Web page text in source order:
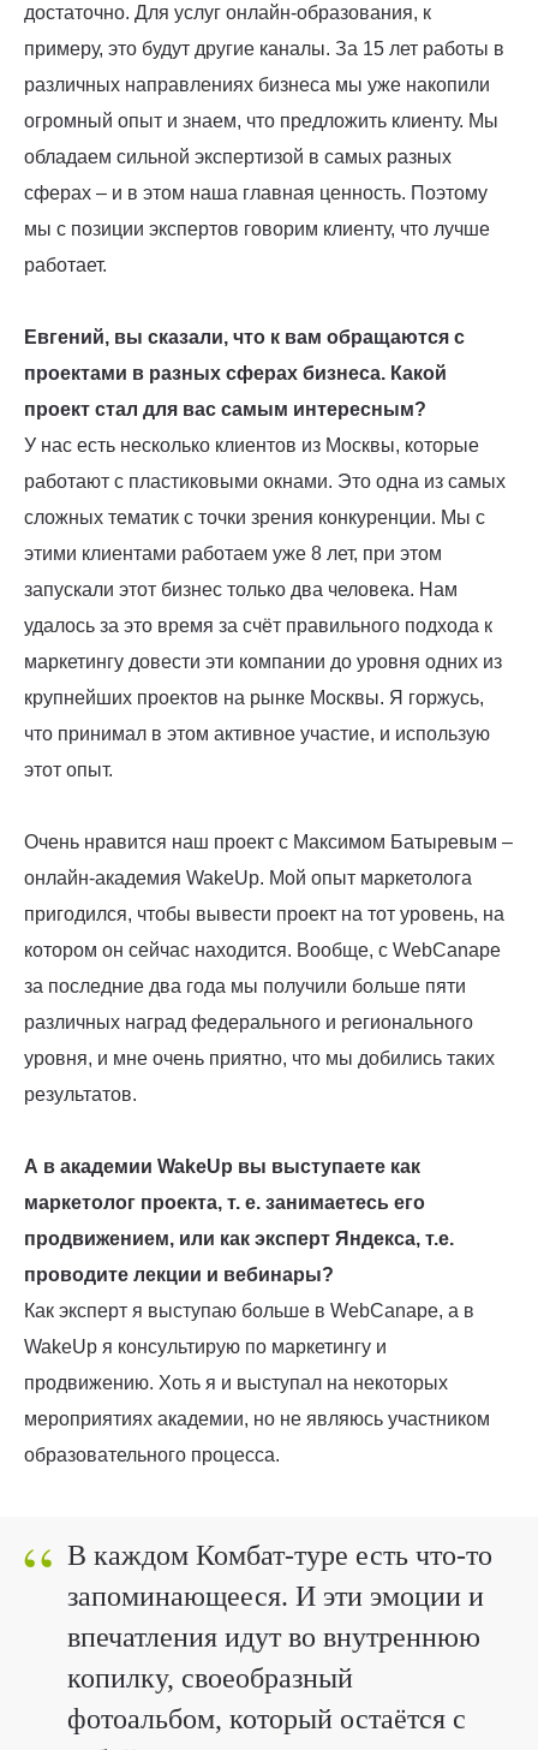
достаточно. Для услуг онлайн-образования, к
примеру, это будут другие каналы. За 15 лет работы в
различных направлениях бизнеса мы уже накопили
огромный опыт и знаем, что предложить клиенту. Мы
обладаем сильной экспертизой в самых разных
сферах – и в этом наша главная ценность. Поэтому
мы с позиции экспертов говорим клиенту, что лучше
работает.
Евгений, вы сказали, что к вам обращаются с
проектами в разных сферах бизнеса. Какой
проект стал для вас самым интересным?
У нас есть несколько клиентов из Москвы, которые
работают с пластиковыми окнами. Это одна из самых
сложных тематик с точки зрения конкуренции. Мы с
этими клиентами работаем уже 8 лет, при этом
запускали этот бизнес только два человека. Нам
удалось за это время за счёт правильного подхода к
маркетингу довести эти компании до уровня одних из
крупнейших проектов на рынке Москвы. Я горжусь,
что принимал в этом активное участие, и использую
этот опыт.
Очень нравится наш проект с Максимом Батыревым –
онлайн-академия WakeUp. Мой опыт маркетолога
пригодился, чтобы вывести проект на тот уровень, на
котором он сейчас находится. Вообще, с WebCanape
за последние два года мы получили больше пяти
различных наград федерального и регионального
уровня, и мне очень приятно, что мы добились таких
результатов.
А в академии WakeUp вы выступаете как
маркетолог проекта, т. е. занимаетесь его
продвижением, или как эксперт Яндекса, т.е.
проводите лекции и вебинары?
Как эксперт я выступаю больше в WebCanape, а в
WakeUp я консультирую по маркетингу и
продвижению. Хоть я и выступал на некоторых
мероприятиях академии, но не являюсь участником
образовательного процесса.
“ В каждом Комбат-туре есть что-то
запоминающееся. И эти эмоции и
впечатления идут во внутреннюю
копилку, своеобразный
фотоальбом, который остаётся с